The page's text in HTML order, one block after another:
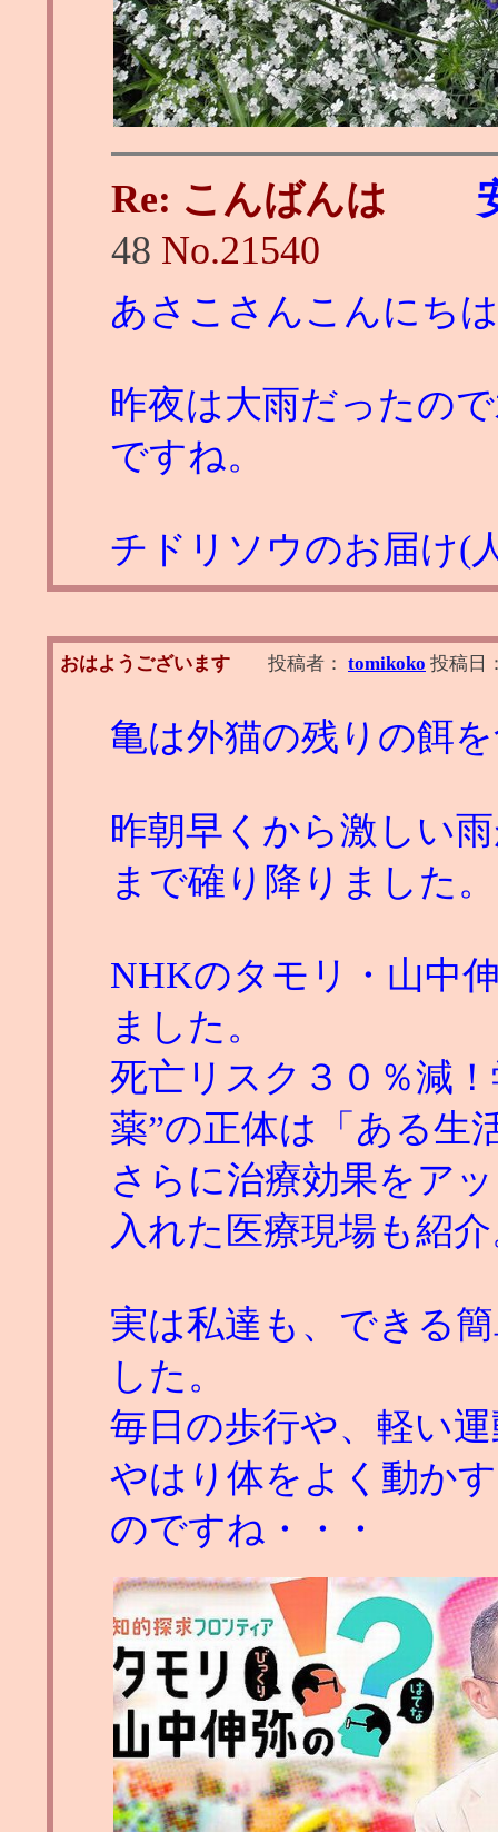
Re: こんばんは
48 No.21540
あさこさんこんにち
昨夜は大雨だったの
ですね。
チドリソウのお届け
おはようございます 投稿者： tomikoko 投稿日
亀は外猫の残りの餌
昨朝早くから激しい
まで確り降りました。
NHKのタモリ・山中
ました。
死亡リスク３０％減
薬”の正体は「ある生
さらに治療効果をア
入れた医療現場も紹
実は私達も、できる
した。
毎日の歩行や、軽い
やはり体をよく動か
のですね・・・